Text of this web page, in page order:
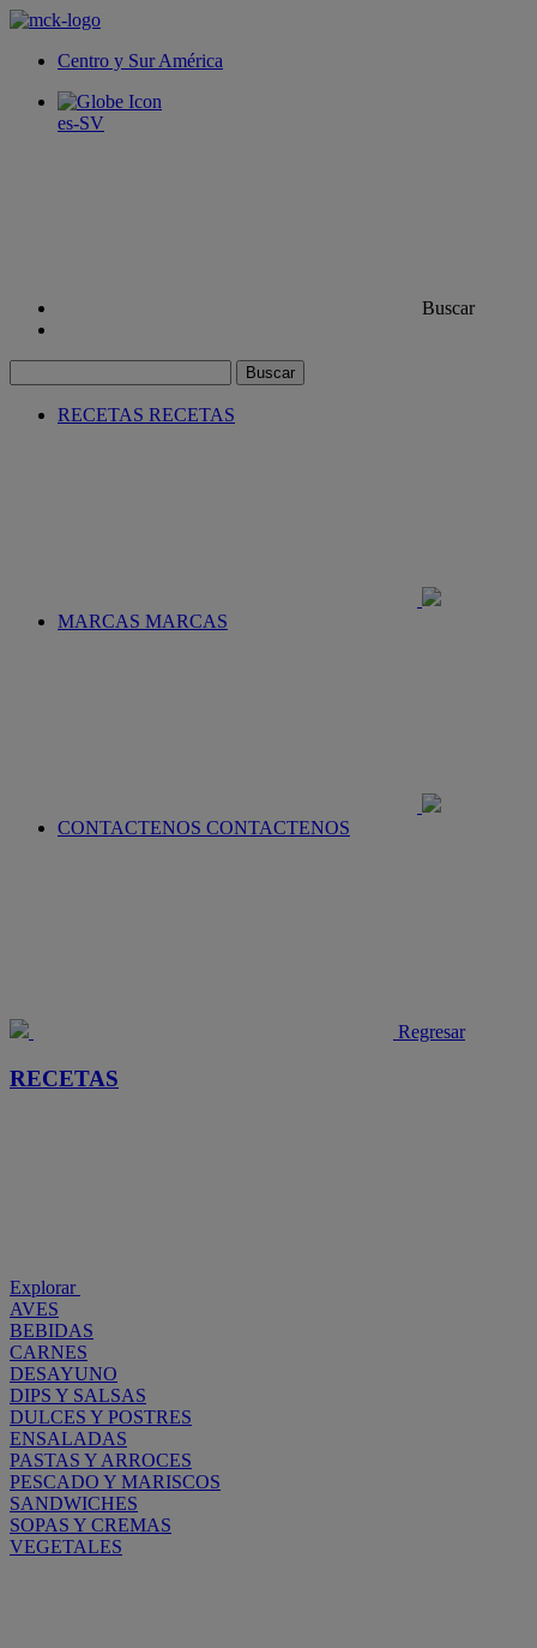
Centro y Sur América
es-SV
Buscar
Buscar
RECETAS RECETAS
MARCAS MARCAS
CONTACTENOS CONTACTENOS
Regresar
RECETAS
Explorar
AVES
BEBIDAS
CARNES
DESAYUNO
DIPS Y SALSAS
DULCES Y POSTRES
ENSALADAS
PASTAS Y ARROCES
PESCADO Y MARISCOS
SANDWICHES
SOPAS Y CREMAS
VEGETALES